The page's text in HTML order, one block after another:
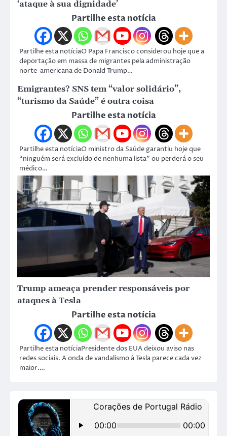
‘ataque à sua dignidade’
Partilhe esta notícia
Partilhe esta notíciaO Papa Francisco considerou hoje que a
deportação em massa de migrantes pela administração
norte-americana de Donald Trump…
Emigrantes? SNS tem “valor solidário”,
“turismo da Saúde” é outra coisa
Partilhe esta notícia
Partilhe esta notíciaO ministro da Saúde garantiu hoje que
“ninguém será excluído de nenhuma lista” ou perderá o seu
médico…
Trump ameaça prender responsáveis por
ataques à Tesla
Partilhe esta notícia
Partilhe esta notíciaPresidente dos EUA deixou aviso nas
redes sociais. A onda de vandalismo à Tesla parece cada vez
maior.…